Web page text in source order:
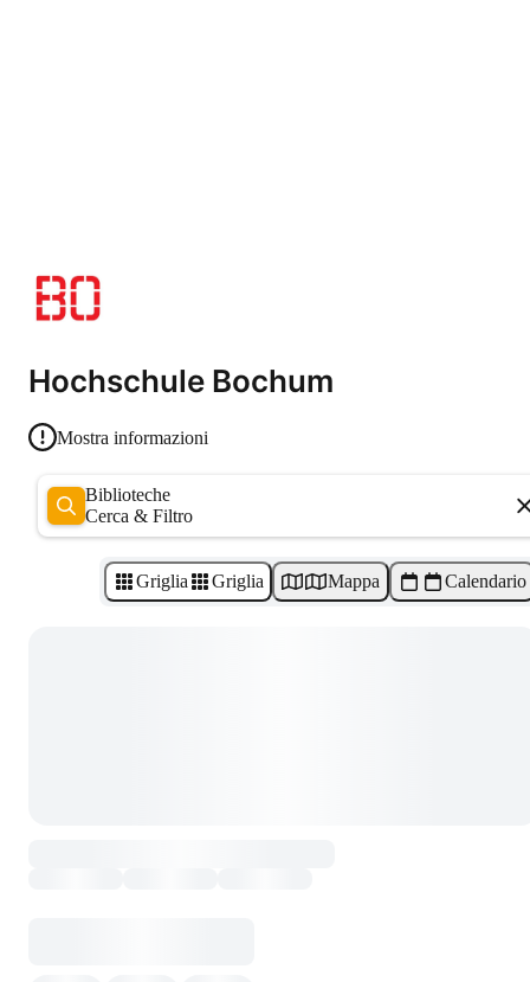
Hochschule Bochum
Mostra informazioni
Biblioteche
Cerca & Filtro
Griglia Griglia Mappa Calendario